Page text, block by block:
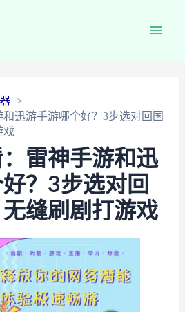
迅游手游哪个好？3步选对回国
戏
雷神手游和迅
？3步选对回
缝刷剧打游戏